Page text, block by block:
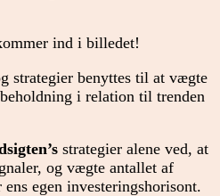
ind i billedet!
strategier benyttes til at vægte
i relation til trenden
strategier alene ved, at
og vægte antallet af
egen investeringshorisont.